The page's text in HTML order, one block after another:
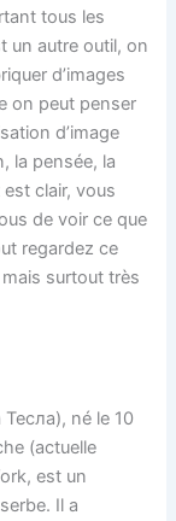
tous les
un autre outil, on
d’images
on peut penser
d’image
la pensée, la
clair, vous
de voir ce que
regardez ce
surtout très
), né le 10
(actuelle
est un
Il a